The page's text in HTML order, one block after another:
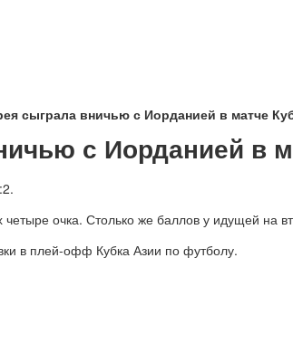
сыграла вничью с Иорданией в матче
с Иорданией в
четыре очка. Столько же баллов у идущей на
в плей-офф Кубка Азии по футболу.